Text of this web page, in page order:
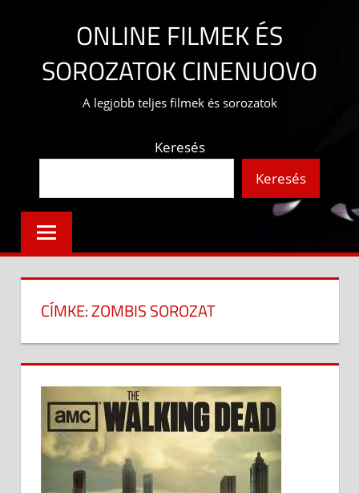
content
ONLINE FILMEK ÉS
SOROZATOK CINENUOVO
A legjobb teljes filmek és sorozatok
Keresés
Keresés
CÍMKE:ZOMBIS SOROZAT